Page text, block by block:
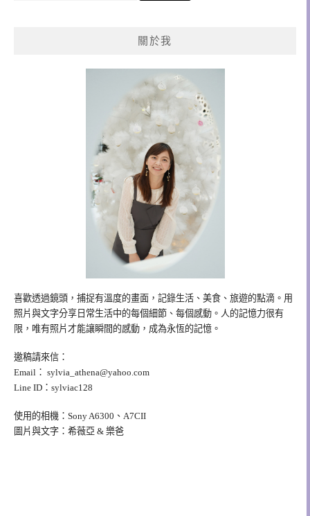
關於我
喜歡透過鏡頭，捕捉有溫度的畫面，記錄生活、美食、旅遊的點滴。用
照片與文字分享日常生活中的每個細節、每個感動。人的記憶力很有
限，唯有照片才能讓瞬間的感動，成為永恆的記憶。
邀稿請來信：
Email： sylvia_athena@yahoo.com
Line ID：sylviac128
使用的相機：Sony A6300、A7CII
圖片與文字：希薇亞 & 樂爸